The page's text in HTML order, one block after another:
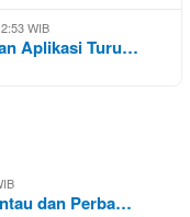
WIB
Aplikasi Turu…
dan Perba…